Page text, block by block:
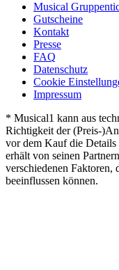
Musical
Gutscheine
Kontakt
Presse
FAQ
Datenschutz
Cookie
Impressum
* Musical1 kann aus
Richtigkeit der (Preis-
vor dem Kauf die Details
erhält von seinen
verschiedenen Faktoren,
beeinflussen können.